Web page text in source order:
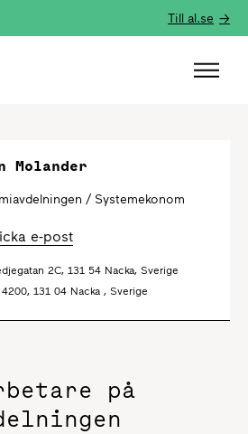
Till al.se
Molander
/ Systemekonom
e-post
2C, 131 54 Nacka, Sverige
131 04 Nacka , Sverige
på